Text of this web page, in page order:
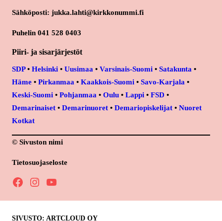
Sähköposti: jukka.lahti@kirkkonummi.fi
Puhelin 041 528 0403
Piiri- ja sisarjärjestöt
SDP• Helsinki • Uusimaa • Varsinais-Suomi • Satakunta •
Häme • Pirkanmaa • Kaakkois-Suomi • Savo-Karjala •
Keski-Suomi • Pohjanmaa • Oulu • Lappi • FSD •
Demarinaiset • Demarinuoret • Demariopiskelijat • Nuoret
Kotkat
© Sivuston nimi
Tietosuojaseloste
Facebook Instagram YouTube
SIVUSTO: ARTCLOUD OY